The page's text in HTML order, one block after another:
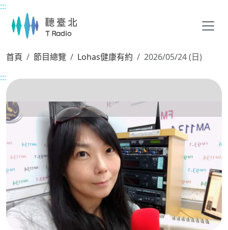
主要內容區塊
:::
首頁 節目總覽 Lohas健康有約
2026/05/24 (日)
:::